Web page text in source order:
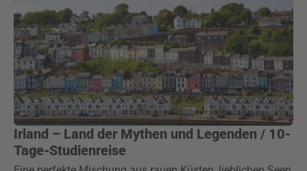
Irland – Land der Mythen und Legenden / 10-
Tage-Studienreise